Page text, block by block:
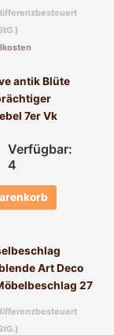
antik Blüte
7er Vk
Verfügbar:
4